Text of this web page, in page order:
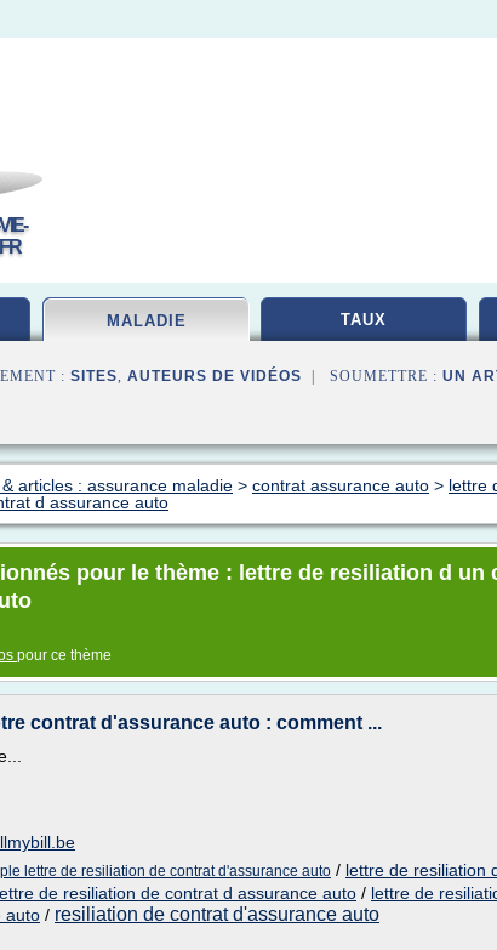
MALADIE TAUX
: SITES, AUTEURS DE VIDÉOS | SOUMETTRE : UN
articles : assurance maladie > contrat assurance auto > lettre
d assurance auto
pour le thème : lettre de resiliation d un
pour ce thème
contrat d'assurance auto : comment ...
lettre de resiliation de contrat d'assurance auto / lettre de resiliation
de resiliation de contrat d assurance auto / lettre de
auto / resiliation de contrat d'assurance auto